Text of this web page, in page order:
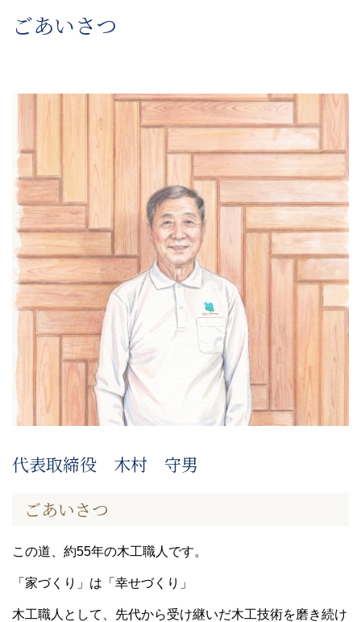
ごあいさつ
代表取締役 木村 守男
ごあいさつ
この道、約55年の木工職人です。
「家づくり」は「幸せづくり」
木工職人として、先代から受け継いだ木工技術を磨き続け